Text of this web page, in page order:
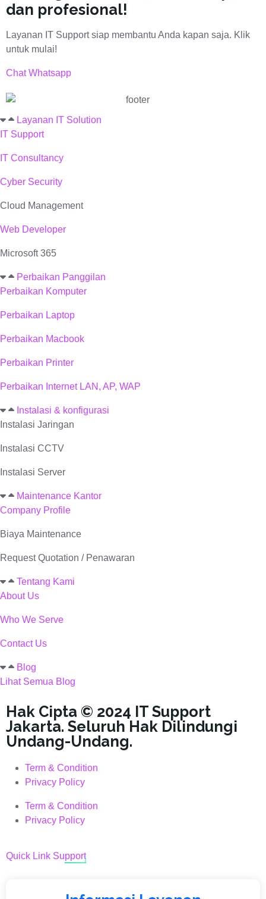
dan profesional!
Layanan IT Support siap membantu Anda kapan saja. Klik
untuk mulai!
Chat Whatsapp
Layanan IT Solution
IT Support
IT Consultancy
Cyber Security
Cloud Management
Web Developer
Microsoft 365
Perbaikan Panggilan
Perbaikan Komputer
Perbaikan Laptop
Perbaikan Macbook
Perbaikan Printer
Perbaikan Internet LAN, AP, WAP
Instalasi & konfigurasi
Instalasi Jaringan
Instalasi CCTV
Instalasi Server
Maintenance Kantor
Company Profile
Biaya Maintenance
Request Quotation / Penawaran
Tentang Kami
About Us
Who We Serve
Contact Us
Blog
Lihat Semua Blog
Hak Cipta © 2024 IT Support
Jakarta. Seluruh Hak Dilindungi
Undang-Undang.
Term & Condition
Privacy Policy
Term & Condition
Privacy Policy
Quick Link Support